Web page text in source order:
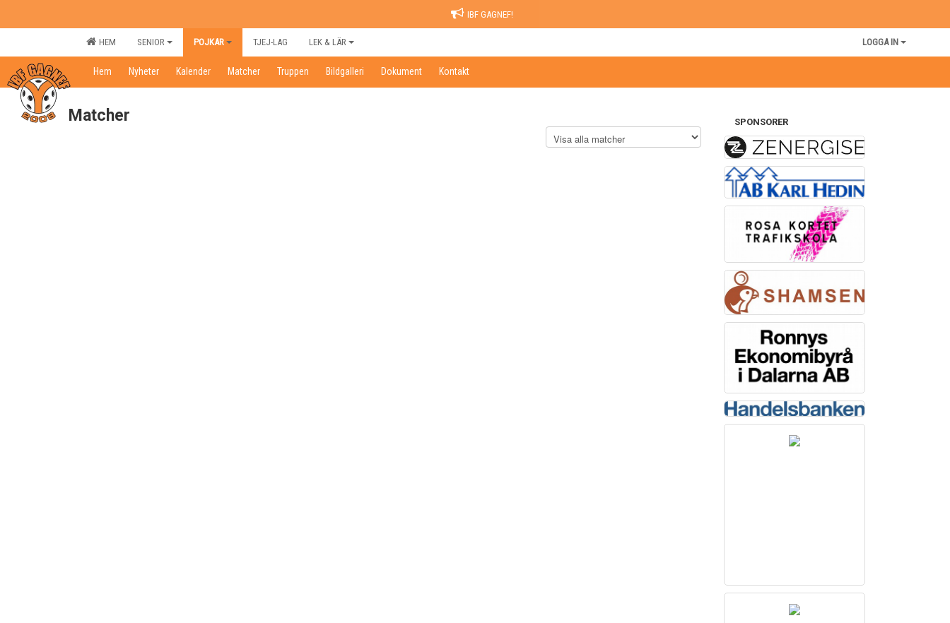
IBF GAGNEF!
HEM SENIOR POJKAR TJEJ-LAG LEK & LÄR LOGGA IN
Hem Nyheter Kalender Matcher Truppen Bildgalleri Dokument Kontakt
Matcher SPONSORER